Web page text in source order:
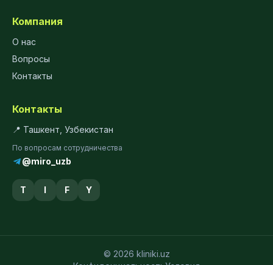
Компания
О нас
Вопросы
Контакты
Контакты
📍 Ташкент, Узбекистан
По вопросам сотрудничества
@miro_uzb
T I F Y
© 2026 kliniki.uz